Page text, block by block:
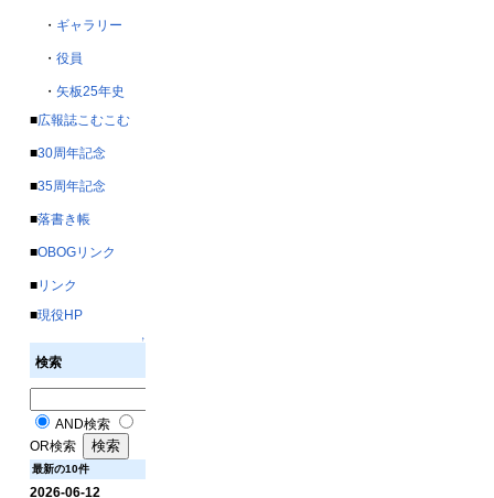
・ ギャラリー
・ 役員
・ 矢板25年史
■広報誌こむこむ
■30周年記念
■35周年記念
■落書き帳
■OBOGリンク
■リンク
■現役HP
↑
検索
AND検索
OR検索
最新の10件
2026-06-12